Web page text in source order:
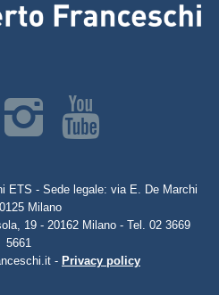
ETS - Sede legale: via E. De Marchi
Milano
19 - 20162 Milano - Tel. 02 3669
5661
- Privacy policy